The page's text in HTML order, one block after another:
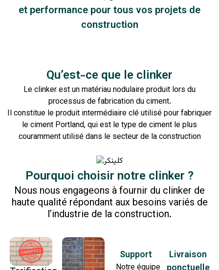
et performance pour tous vos projets de
construction
Qu’est-ce que le clinker
Le clinker est un matériau nodulaire produit lors du
processus de fabrication du ciment.
Il constitue le produit intermédiaire clé utilisé pour fabriquer
le ciment Portland, qui est le type de ciment le plus
couramment utilisé dans le secteur de la construction
Pourquoi choisir notre clinker ?
Nous nous engageons à fournir du clinker de
haute qualité répondant aux besoins variés de
l’industrie de la construction.
Support
Livraison